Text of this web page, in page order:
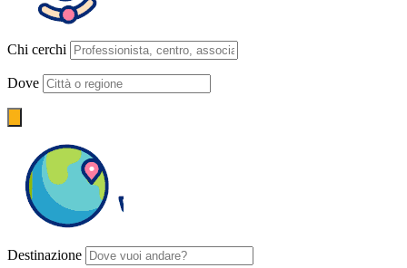
Chi cerchi
Dove
Destinazione